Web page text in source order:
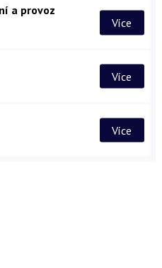
a provoz
Více
Více
Více